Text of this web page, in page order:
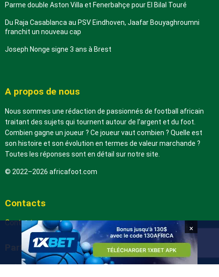
Parme double Aston Villa et Fenerbahçe pour El Bilal Touré
Du Raja Casablanca au PSV Eindhoven, Jaafar Bouyaghroumni
franchit un nouveau cap
Joseph Nonge signe 3 ans à Brest
A propos de nous
Nous sommes une rédaction de passionnés de football africain
traitant des sujets qui tournent autour de l’argent et du foot.
Combien gagne un joueur ? Ce joueur vaut combien ? Quelle est
son histoire et son évolution en termes de valeur marchande ?
Toutes les réponses sont en détail sur notre site.
© 2022–2026 africafoot.com
Contacts
Contactez-nous
Partenaires
arabic.africafoot.com
×